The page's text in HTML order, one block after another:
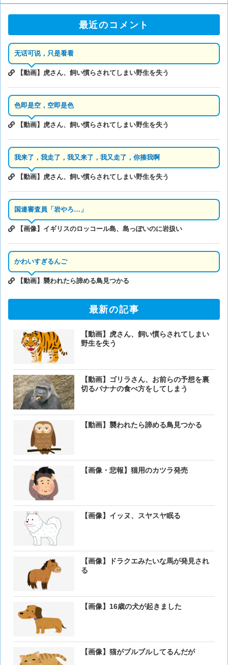
最近のコメント
无话可说，只是看看
【動画】虎さん、飼い慣らされてしまい野生を失う
色即是空，空即是色
【動画】虎さん、飼い慣らされてしまい野生を失う
我来了，我走了，我又来了，我又走了，你揍我啊
【動画】虎さん、飼い慣らされてしまい野生を失う
国連審査員「岩やろ…」
【画像】イギリスのロッコール島、島っぽいのに岩扱い
かわいすぎるんご
【動画】襲われたら諦める鳥見つかる
最新の記事
【動画】虎さん、飼い慣らされてしまい
野生を失う
【動画】ゴリラさん、お前らの予想を裏
切るバナナの食べ方をしてしまう
【動画】襲われたら諦める鳥見つかる
【画像・悲報】猫用のカツラ発売
【画像】イッヌ、スヤスヤ眠る
【画像】ドラクエみたいな馬が発見され
る
【画像】16歳の犬が起きました
【画像】猫がブルブルしてるんだが